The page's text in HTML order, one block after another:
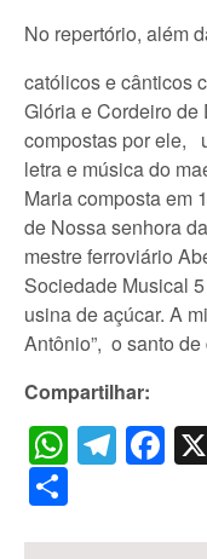
No repertório, além
católicos e cânticos
Glória e Cordeiro
compostas por ele,
letra e música do
Maria composta em
de Nossa senhora
mestre ferroviário
Sociedade Musical
usina de açúcar. A
Antônio”, o santo
Compartilhar: